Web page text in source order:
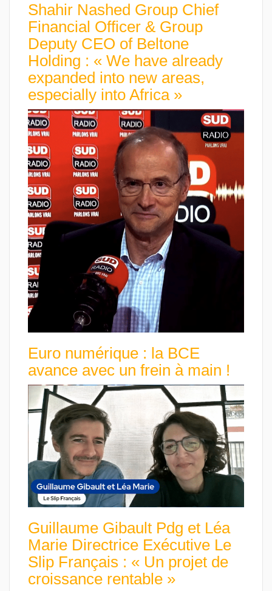
Shahir Nashed Group Chief
Financial Officer & Group
Deputy CEO of Beltone
Holding : « We have already
expanded into new areas,
especially into Africa »
Euro numérique : la BCE
avance avec un frein à main !
Guillaume Gibault Pdg et Léa
Marie Directrice Exécutive Le
Slip Français : « Un projet de
croissance rentable »